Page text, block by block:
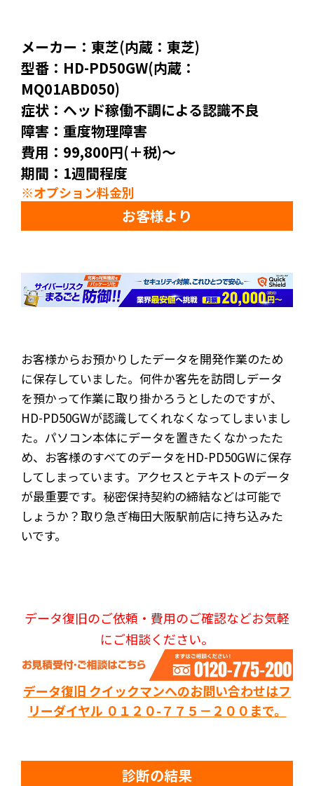
メーカー：東芝(内蔵：東芝)
型番：HD-PD50GW(内蔵：
MQ01ABD050)
症状：ヘッド稼働不調による認識不良
障害：重度物理障害
費用：99,800円(＋税)～
期間：1週間程度
※オプション料金別
お客様より
お客様からお預かりしたデータを開発作業のため
に保存していました。何件か客先を訪問しデータ
を預かって作業に取り掛かろうとしたのですが、
HD-PD50GWが認識してくれなくなってしまいまし
た。パソコン本体にデータを置きたくなかったた
め、お客様のすべてのデータをHD-PD50GWに保存
してしまっています。アクセスとテキストのデータ
が最重要です。秘密保持契約の締結などは可能で
しょうか？取り急ぎ梅田大阪駅前店に持ち込みた
いです。
データ復旧のご依頼・費用のご確認などお気軽
にご相談ください。
データ復旧 クイックマンへのお問い合わせはフ
リーダイヤル ０１２０-７７５－２００まで。
診断の結果